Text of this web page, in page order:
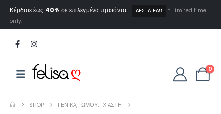
Κέρδισε έως 40% σε επιλεγμένα προϊόντα ΔΕΣ ΤΑ ΕΔΩ
* Limited time
only.
0
SHOP ΓΕΝΙΚΆ, ΏΜΟΥ, ΧΙΑΣΤΉ